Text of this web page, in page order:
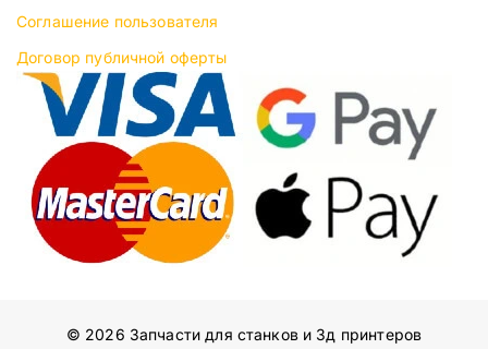
Соглашение пользователя
Договор публичной оферты
© 2026 Запчасти для станков и 3д принтеров